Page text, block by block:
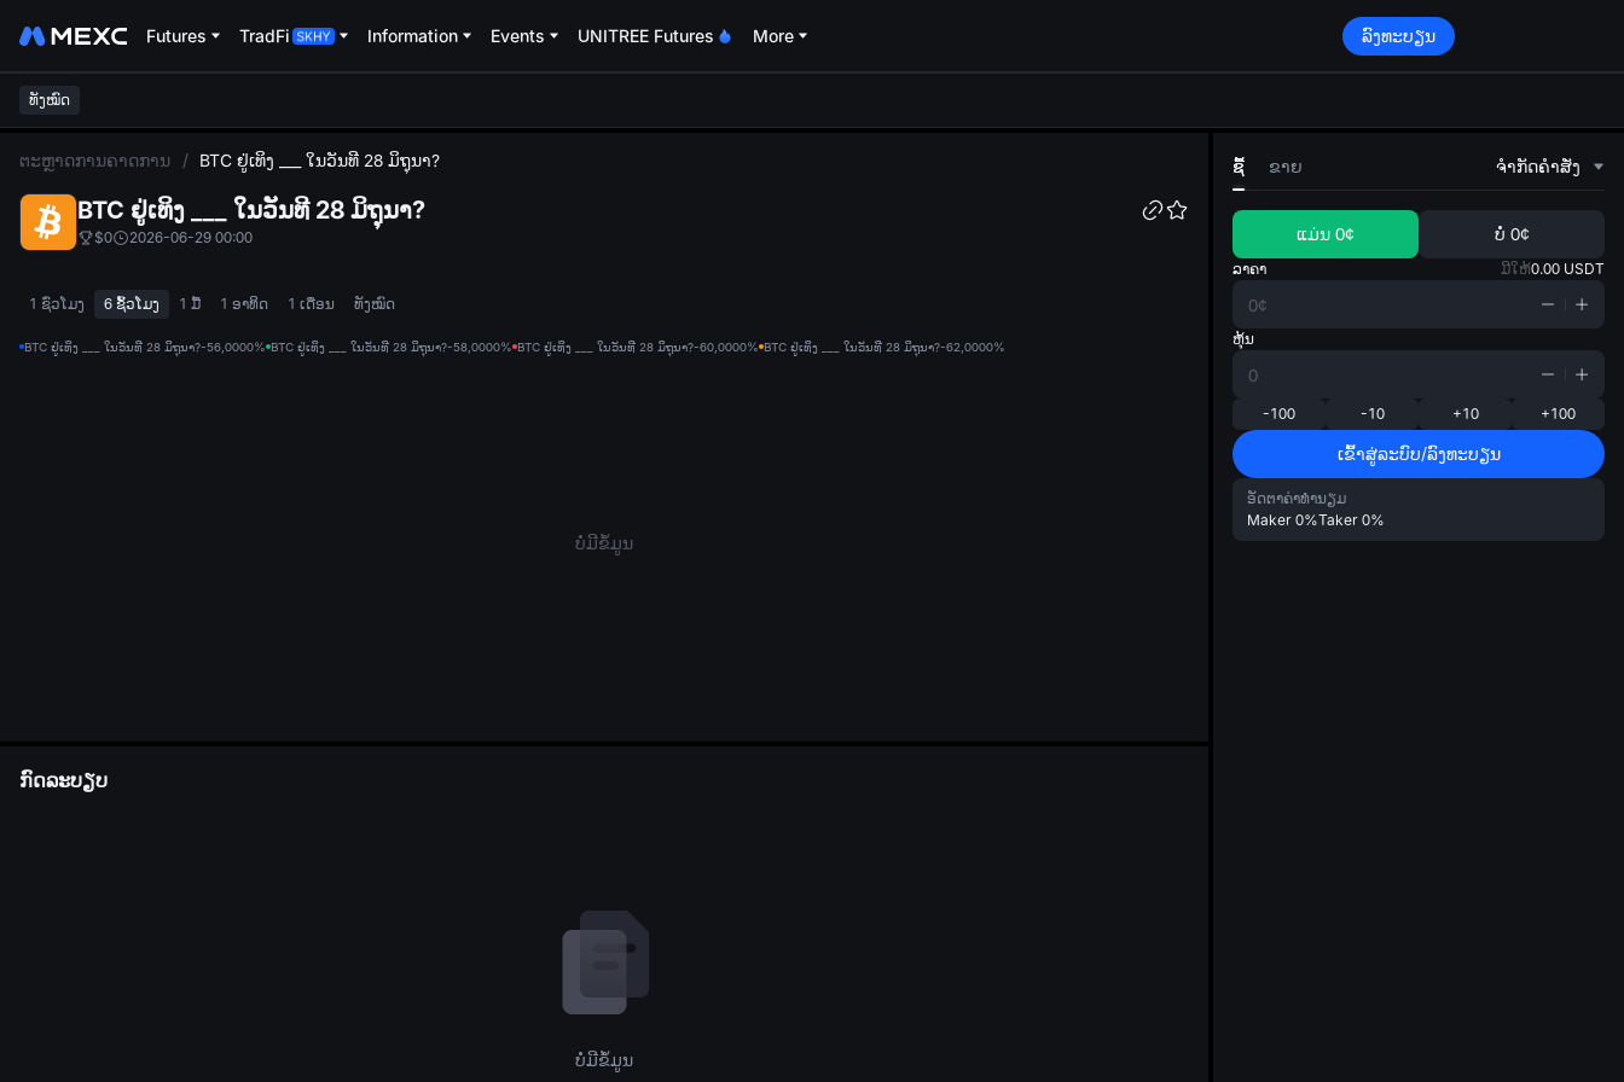
Futures TradFi Information Events UNITREE Futures More ລົງທະບຽນ
ທັງໝົດ
ຕະຫຼາດການຄາດການ / BTC ຢູ່ເທິງ ___ ໃນວັນທີ 28 ມິຖຸນາ?
BTC ຢູ່ເທິງ ___ ໃນວັນທີ 28 ມິຖຸນາ?
$0 2026-06-29 00:00
1 ຊົ່ວໂມງ 6 ຊົ້ວໂມງ 1 ມື້ 1 ອາທິດ 1 ເດືອນ ທັງໝົດ
BTC ຢູ່ເທິງ ___ ໃນວັນທີ 28 ມິຖຸນາ?-56,0000% BTC ຢູ່ເທິງ ___ ໃນວັນທີ 28 ມິຖຸນາ?-58,0000% BTC ຢູ່ເທິງ ___ ໃນວັນທີ 28 ມິຖຸນາ?-60,0000% BTC ຢູ່ເທິງ ___ ໃນວັນທີ 28 ມິຖຸນາ?-62,0000%
ບໍ່ມີຂໍ້ມູນ
ກົດລະບຽບ
ບໍ່ມີຂໍ້ມູນ
ຊື້ ຂາຍ ຈໍາກັດຄໍາສັ່ງ
ແມ່ນ 0¢ ບໍ່ 0¢
ລາຄາ ມີໃຫ້0.00 USDT
ຫຸ້ນ
-100 -10 +10 +100
ເຂົ້າສູ່ລະບົບ/ລົງທະບຽນ
ອັດຕາຄ່າທຳນຽມ
Maker 0%Taker 0%